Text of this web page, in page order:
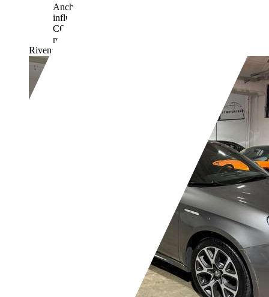
Anche stile di guida e altri fattori non tecnici
influiscono su consumo di carburante e emissioni di
CO2. Il CO2 è il gas a effetto serra principalmente
responsabile del riscaldamento terrestre.
Rivenditore,